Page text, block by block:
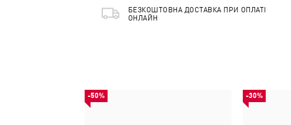
БЕЗКОШТОВНА ДОСТАВКА ПРИ ОПЛАТІ
ОНЛАЙН
-50% -30%